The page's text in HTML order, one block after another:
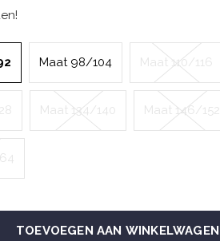
Maat 98/104 Maat 110/116
Maat 134/140 Maat 146/152
TOEVOEGEN AAN WINKELWAGEN